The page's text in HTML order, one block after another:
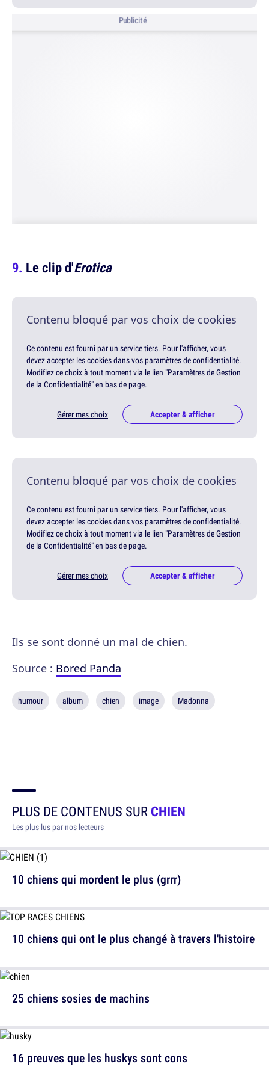
Publicité
Le clip d'Erotica
Contenu bloqué par vos choix de cookies
Ce contenu est fourni par un service tiers. Pour l'afficher, vous
devez accepter les cookies dans vos paramètres de confidentialité.
Modifiez ce choix à tout moment via le lien "Paramètres de Gestion
de la Confidentialité" en bas de page.
Gérer mes choix Accepter & afficher
Contenu bloqué par vos choix de cookies
Ce contenu est fourni par un service tiers. Pour l'afficher, vous
devez accepter les cookies dans vos paramètres de confidentialité.
Modifiez ce choix à tout moment via le lien "Paramètres de Gestion
de la Confidentialité" en bas de page.
Gérer mes choix Accepter & afficher
Ils se sont donné un mal de chien.
Source : Bored Panda
humour album chien image Madonna
PLUS DE CONTENUS SURCHIEN
Les plus lus par nos lecteurs
10 chiens qui mordent le plus (grrr)
25 chiens sosies de machins
10 chiens qui ont le plus changé à travers l'histoire
16 preuves que les huskys sont cons